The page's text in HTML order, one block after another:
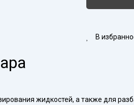
мерный
1
В
жидкостей, а также для